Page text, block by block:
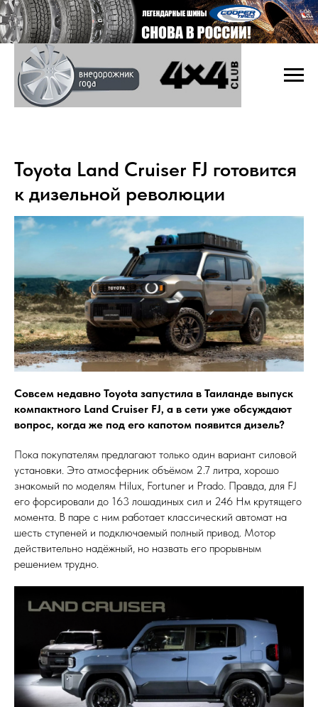
Toyota Land Cruiser FJ готовится
к дизельной революции
Совсем недавно Toyota запустила в Таиланде выпуск
компактного Land Cruiser FJ, а в сети уже обсуждают
вопрос, когда же под его капотом появится дизель?
Пока покупателям предлагают только один вариант силовой
установки. Это атмосферник объёмом 2.7 литра, хорошо
знакомый по моделям Hilux, Fortuner и Prado. Правда, для FJ
его форсировали до 163 лошадиных сил и 246 Нм крутящего
момента. В паре с ним работает классический автомат на
шесть ступеней и подключаемый полный привод. Мотор
действительно надёжный, но назвать его прорывным
решением трудно.